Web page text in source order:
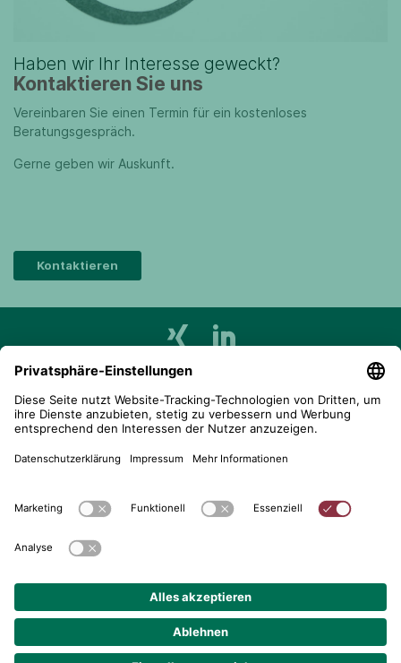
Haben wir Ihr Interesse geweckt?
Kontaktieren Sie uns
Vereinbaren Sie einen Termin für ein kostenloses
Beratungsgespräch.
Gerne geben wir Auskunft.
Kontaktieren
telent GmbH
Gerberstraße 34, 71522 Backnang
+49 (0) 7191 900 - 2202
© 2026 telent GmbH. Alle Rechte vorbehalten.